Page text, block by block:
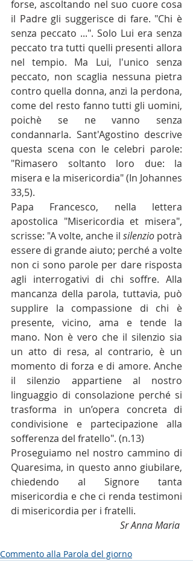
forse, ascoltando nel suo cuore cosa
il Padre gli suggerisce di fare. "Chi è
senza peccato ...". Solo Lui era senza
peccato tra tutti quelli presenti allora
nel tempio. Ma Lui, l'unico senza
peccato, non scaglia nessuna pietra
contro quella donna, anzi la perdona,
come del resto fanno tutti gli uomini,
poichè se ne vanno senza
condannarla. Sant'Agostino descrive
questa scena con le celebri parole:
"Rimasero soltanto loro due: la
misera e la misericordia" (In Johannes
33,5).
Papa Francesco, nella lettera
apostolica "Misericordia et misera",
scrisse: "A volte, anche il silenzio potrà
essere di grande aiuto; perché a volte
non ci sono parole per dare risposta
agli interrogativi di chi soffre. Alla
mancanza della parola, tuttavia, può
supplire la compassione di chi è
presente, vicino, ama e tende la
mano. Non è vero che il silenzio sia
un atto di resa, al contrario, è un
momento di forza e di amore. Anche
il silenzio appartiene al nostro
linguaggio di consolazione perché si
trasforma in un’opera concreta di
condivisione e partecipazione alla
sofferenza del fratello". (n.13)
Proseguiamo nel nostro cammino di
Quaresima, in questo anno giubilare,
chiedendo al Signore tanta
misericordia e che ci renda testimoni
di misericordia per i fratelli.
Sr Anna Maria
Commento alla Parola del giorno